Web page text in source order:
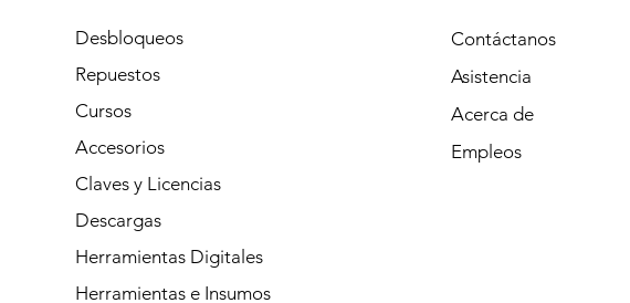
Desbloqueos
Repuestos
Cursos
Accesorios
Claves y Licencias
Descargas
Herramientas Digitales
Herramientas e Insumos
Contáctanos
Asistencia
Acerca de
Empleos